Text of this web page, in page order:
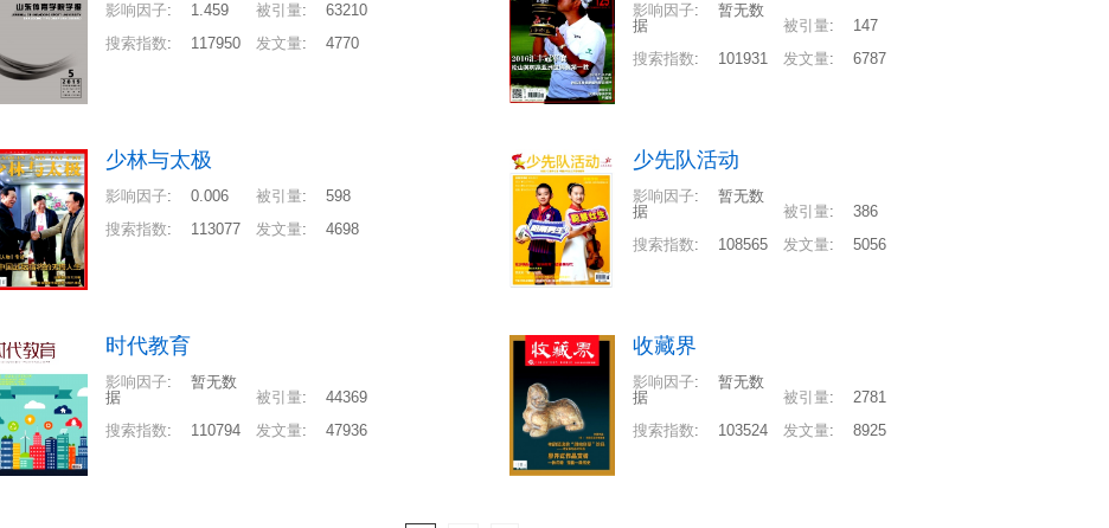
影响因子: 1.459 被引量:
63210
搜索指数: 117950 发文量: 4770
影响因子:
暂无数
据
被引量:
147
搜索指数: 101931 发文量: 6787
少林与太极
影响因子: 0.006 被引量:
598
搜索指数: 113077 发文量: 4698
少先队活动
影响因子:
暂无数
据
被引量:
386
搜索指数: 108565 发文量: 5056
时代教育
影响因子:
暂无数
据
被引量:
44369
搜索指数: 110794 发文量: 47936
收藏界
影响因子:
暂无数
据
被引量:
2781
搜索指数: 103524 发文量: 8925